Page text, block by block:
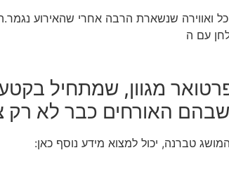
ואווירה שנשארת הרבה אחרי שהאירוע
עם ה
מגוון, שמתחיל
שבהם האורחים כבר לא
טברנה, יכול למצוא מידע נוסף כאן: